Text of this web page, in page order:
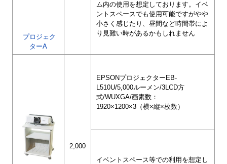
プロジェク
ターA
ム内の使用を想定しております。イベ
ントスペースでも使用可能ですがやや
小さく感じたり、昼間など時間帯によ
り見難い時があるかもしれません
2,000
EPSONプロジェクターEB-
L510U/5,000ルーメン/3LCD方
式/WUXGA/画素数：
1920×1200×3（横×縦×枚数）
イベントスペース等での利用を想定し